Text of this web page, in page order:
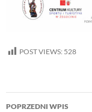
POST VIEWS: 528
Nawigacja
POPRZEDNI WPIS